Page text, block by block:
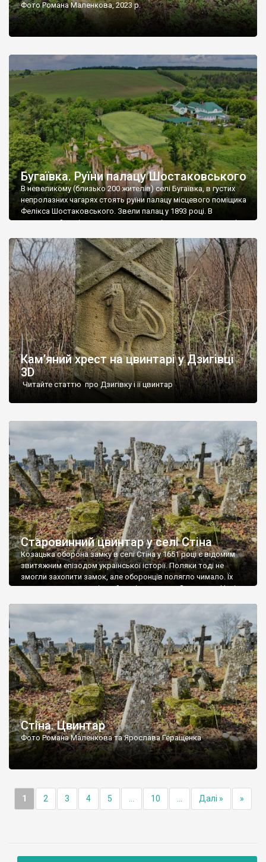
Фото Романа Маленкова, 2023 р.
Бугаївка. Руїни палацу Шостаковського
В невеликому (близько 200 жителів) селі Бугаївка, в густих
непролазних чагарях стоять руїни палацу місцевого поміщика
Фелікса Шостаковського. Звели палац у 1893 році. В
радянський період у ньому спочатку містилася школа, потім
століття тут розмістили туберкульозну лікарню. Коли із
палацу виїхала лікарня – ми точно не […]
Кам’яний хрест на цвинтарі у Дзигівці
3D
Читайте статтю про Дзигівку і її цвинтар
Старовинний цвинтар у селі Стіна
Козацька оборона замку в селі Стіна у 1651 році є відомим
звитяжним епізодом української історії. Поляки тоді не
змогли захопити замок, але оборонців полягло чимало. Їх
поховали на цвинтарі, який тоді називався Замковим. Нині на
ньому чимало хрестів 19 століття, є такі, де епітафії стер […]
Стіна. Цвинтар
Фото Романа Маленкова та Ярослава Геращенка
1 2 3 4 5 10 Далі » »